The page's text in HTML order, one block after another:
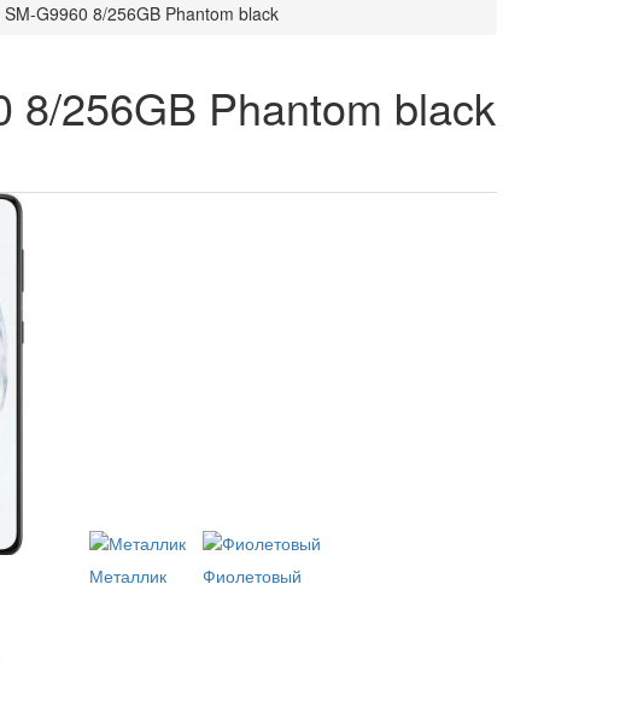
G9960 8/256GB Phantom black
256GB Phantom black
Металлик Фиолетовый